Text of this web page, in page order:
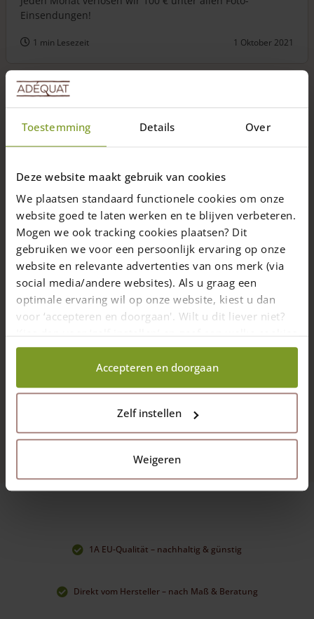
Toestemming Details Over
Deze website maakt gebruik van cookies
We plaatsen standaard functionele cookies om onze
website goed te laten werken en te blijven verbeteren.
Mogen we ook tracking cookies plaatsen? Dit
gebruiken we voor een persoonlijk ervaring op onze
website en relevante advertenties van ons merk (via
social media/andere websites). Als u graag een
optimale ervaring wil op onze website, kiest u dan
voor ‘accepteren en doorgaan'. Wilt u dit liever niet?
Kies dan voor ‘zelf instellen’ en geef aan welke cookies
wij wel mogen verzamelen.
Accepteren en doorgaan
Zelf instellen
Weigeren
Einsendungen!
1 min Lesezeit 1 Oktober 2021
1A EU-Qualität – nachhaltig & günstig
Direkt vom Hersteller – nach Maß & Beratung